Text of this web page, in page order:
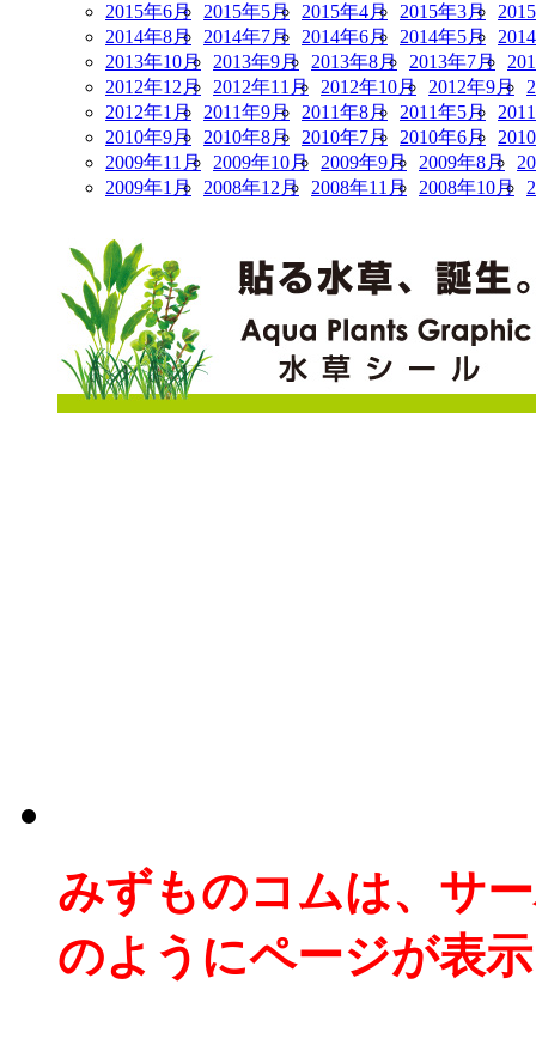
2015年6月
2015年5月 2015年4月 2015年3月
2014年8月
2014年7月 2014年6月 2014年5月
2013年10月
2013年9月 2013年8月 2013年7月
2012年12月
2012年11月 2012年10月 2012年9月
2012年1月
2011年9月 2011年8月 2011年5月
2010年9月
2010年8月 2010年7月 2010年6月
2009年11月
2009年10月 2009年9月 2009年8月
2009年1月
2008年12月 2008年11月 2008年10月
みずものコムは、サ
のようにページが表